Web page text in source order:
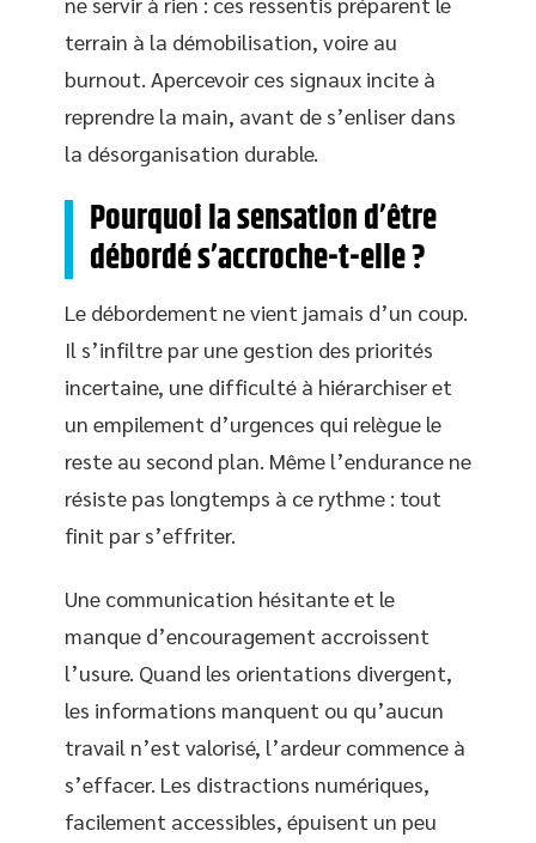
terrain à la démobilisation, voire au
burnout. Apercevoir ces signaux incite à
reprendre la main, avant de s’enliser dans
la désorganisation durable.
Pourquoi la sensation d’être
débordé s’accroche-t-elle ?
Le débordement ne vient jamais d’un coup.
Il s’infiltre par une gestion des priorités
incertaine, une difficulté à hiérarchiser et
un empilement d’urgences qui relègue le
reste au second plan. Même l’endurance ne
résiste pas longtemps à ce rythme : tout
finit par s’effriter.
Une communication hésitante et le
manque d’encouragement accroissent
l’usure. Quand les orientations divergent,
les informations manquent ou qu’aucun
travail n’est valorisé, l’ardeur commence à
s’effacer. Les distractions numériques,
facilement accessibles, épuisent un peu